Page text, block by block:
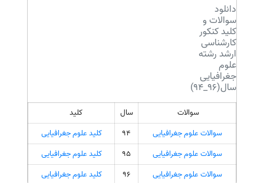
دانلود
سوالات و
کلید کنکور
کارشناسی
ارشد رشته
علوم
جغرافیایی
سال(96_94)
سوالات سال
کلید
سوالات علوم جغرافیایی
94
کلید علوم جغرافیایی
سوالات علوم جغرافیایی
95
کلید علوم جغرافیایی
سوالات علوم جغرافیایی
96 کلید علوم جغرافیایی